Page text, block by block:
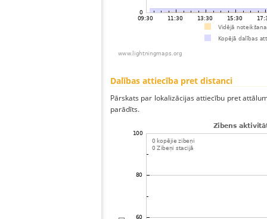
Dalības attiecība pret distanci
Pārskats par lokalizācijas attiecību pret
parādīts.